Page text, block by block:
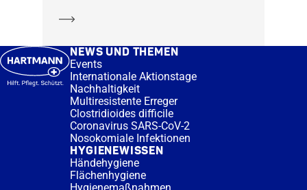
NEWS UND THEMEN
Events
Internationale Aktionstage
Nachhaltigkeit
Multiresistente Erreger
Clostridioides difficile
Coronavirus SARS-CoV-2
Nosokomiale Infektionen
HYGIENEWISSEN
Händehygiene
Flächenhygiene